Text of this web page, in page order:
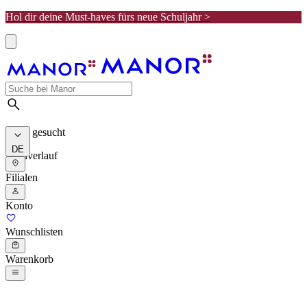
Hol dir deine Must-haves fürs neue Schuljahr >
Meist gesucht
Suchverlauf
DE
Filialen
Konto
Wunschlisten
Warenkorb